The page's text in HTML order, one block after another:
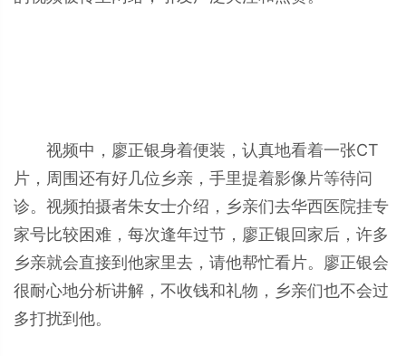
视频中，廖正银身着便装，认真地看着一张CT
片，周围还有好几位乡亲，手里提着影像片等待问
诊。视频拍摄者朱女士介绍，乡亲们去华西医院挂专
家号比较困难，每次逢年过节，廖正银回家后，许多
乡亲就会直接到他家里去，请他帮忙看片。廖正银会
很耐心地分析讲解，不收钱和礼物，乡亲们也不会过
多打扰到他。